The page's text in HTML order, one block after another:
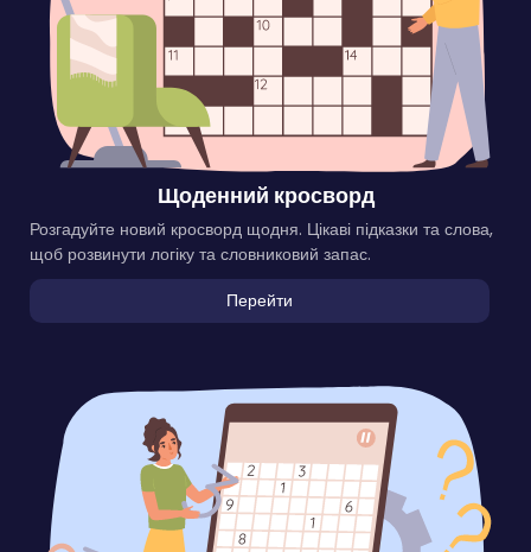
Щоденний кросворд
Розгадуйте новий кросворд щодня. Цікаві підказки та слова,
щоб розвинути логіку та словниковий запас.
Перейти